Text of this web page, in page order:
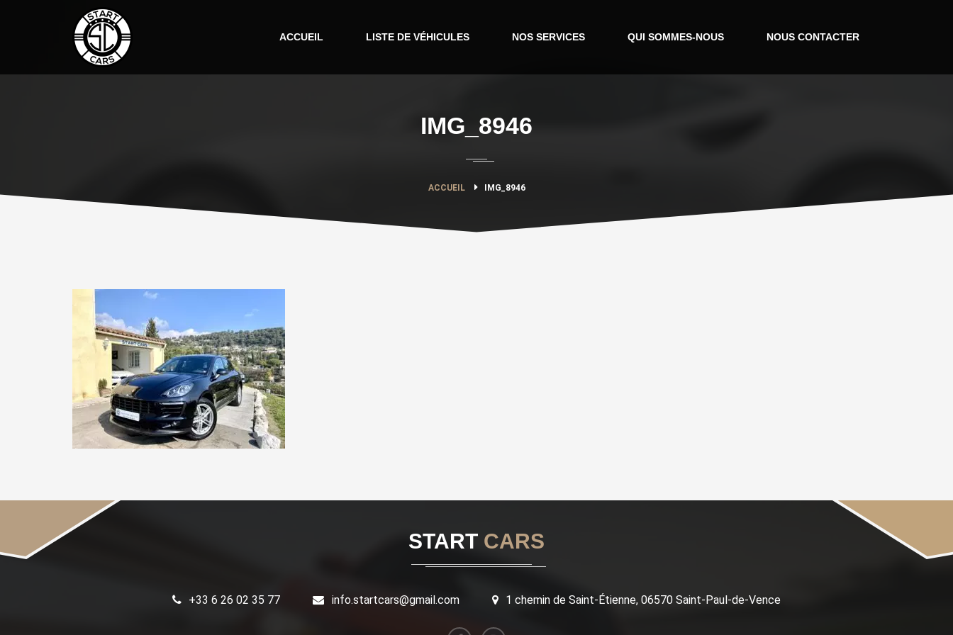
ACCUEIL LISTE DE VÉHICULES NOS SERVICES QUI SOMMES-NOUS NOUS CONTACTER
IMG_8946
ACCUEIL IMG_8946
START CARS
+33 6 26 02 35 77 info.startcars@gmail.com 1 chemin de Saint-Étienne, 06570 Saint-Paul-de-Vence